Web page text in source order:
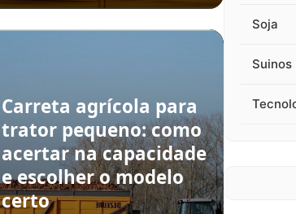
Carreta agrícola para
trator pequeno: como
acertar na capacidade
e escolher o modelo
certo
Soja
Suinos